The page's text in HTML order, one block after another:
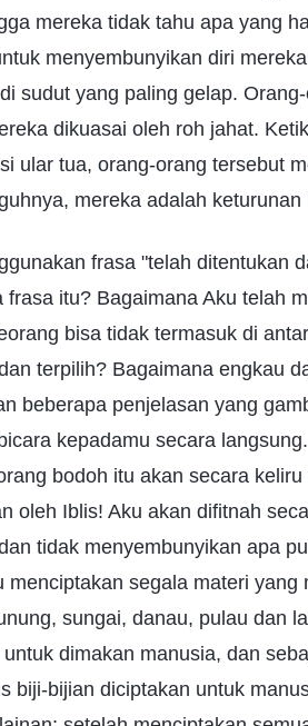
mereka tidak tahu apa yang
menyembunyikan diri
sudut yang paling gelap.
dikuasai oleh roh jahat.
ular tua, orang-orang tersebut
mereka adalah
frasa "telah ditentukan
frasa itu? Bagaimana Aku telah
bisa tidak termasuk di
terpilih? Bagaimana engkau
beberapa penjelasan yang
kepadamu secara
bodoh itu akan secara
oleh Iblis! Aku akan difitnah
tidak menyembunyikan apa
menciptakan segala materi
sungai, danau, pulau dan
dimakan manusia, dan
biji-bijian diciptakan untuk